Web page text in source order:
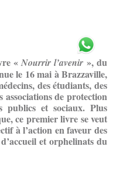
«Nourrir l’avenir», du
le 16 mai à Brazzaville,
des étudiants, des
associations de protection
publics et sociaux. Plus
ce premier livre se veut
à l’action en faveur des
et orphelinats du